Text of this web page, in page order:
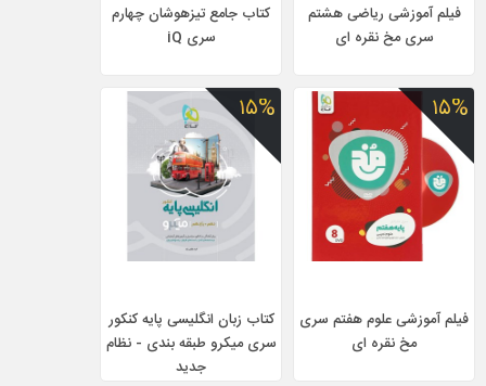
فیلم آموزشی ریاضی هشتم
سری مخ نقره ای
کتاب جامع تیزهوشان چهارم
سری iQ
۱۵%
فیلم آموزشی علوم هفتم سری
مخ نقره ای
۱۵%
کتاب زبان انگلیسی پایه کنکور
سری میکرو طبقه بندی - نظام
جدید